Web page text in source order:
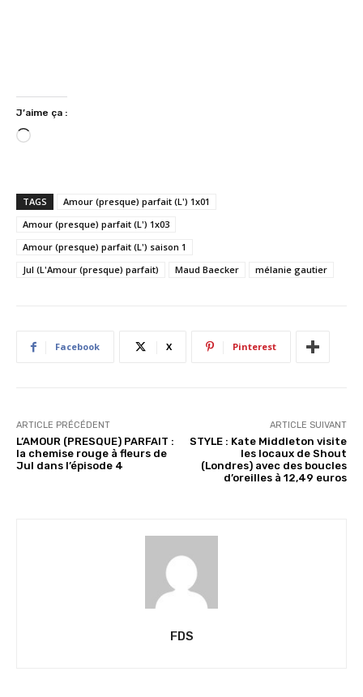
J’aime ça :
C
r
g
e
m
e
TAGS
Amour (presque) parfait (L') 1x01
Amour (presque) parfait (L') 1x03
Amour (presque) parfait (L') saison 1
Jul (L'Amour (presque) parfait)
Maud Baecker mélanie gautier
Facebook X Pinterest
ARTICLE PRÉCÉDENT
L’AMOUR (PRESQUE) PARFAIT :
la chemise rouge à fleurs de
Jul dans l’épisode 4
ARTICLE SUIVANT
STYLE : Kate Middleton visite
les locaux de Shout
(Londres) avec des boucles
d’oreilles à 12,49 euros
FDS